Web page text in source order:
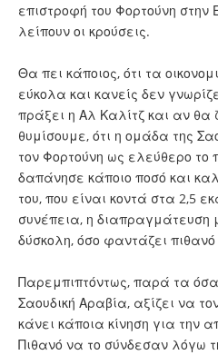
επιστροφή του Φορτούνη
λείπουν οι κρούσεις.
Θα πει κάποιος, ότι τα
εύκολα και κανείς δεν
πράξει η Αλ Καλίτζ και αν θα
θυμίσουμε, ότι η ομάδα της
τον Φορτούνη ως ελεύθερο το
δαπάνησε κάποιο ποσό και
του, που είναι κοντά στα 2,5
συνέπεια, η διαπραγμάτευση
δύσκολη, όσο φαντάζει
Παρεμπιπτόντως, παρά τα όσα
Σαουδική Αραβία, αξίζει να
κάνει κάποια κίνηση για την
Πιθανό να το σύνδεσαν λόγω